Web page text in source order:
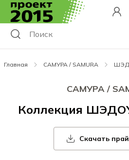
Главная САМУРА / SAMURA
САМУРА /
Коллекция
Скачать